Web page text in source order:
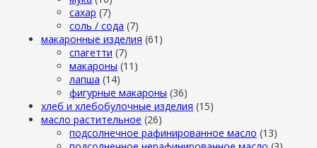
сахар (7)
cоль / cода (7)
макаронные изделия (61)
cпагетти (7)
макароны (11)
лапша (14)
фигурные макароны (36)
хлеб и хлебобулочные изделия (15)
масло растительное (26)
подсолнечное рафинированное масло (13)